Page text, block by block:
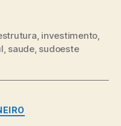
, investimento,
, saude, sudoeste